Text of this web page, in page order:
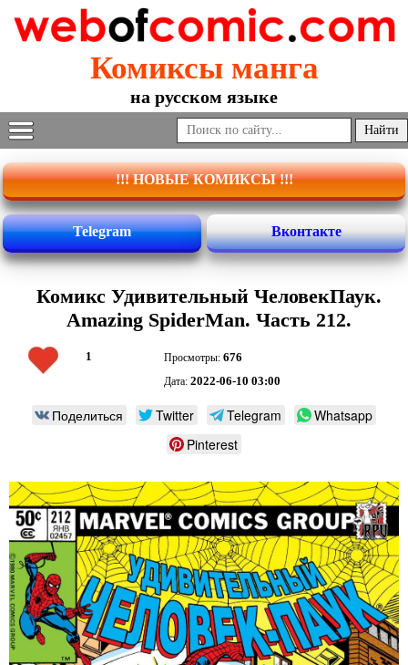
Комиксы манга
на русском языке
!!! НОВЫЕ КОМИКСЫ !!!
Telegram Вконтакте
Комикс Удивительный ЧеловекПаук.
Amazing SpiderMan. Часть 212.
1 Просмотры: 676
Дата: 2022-06-10 03:00
Поделиться Twitter Telegram
Whatsapp
Pinterest